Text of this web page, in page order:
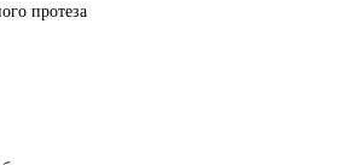
протеза